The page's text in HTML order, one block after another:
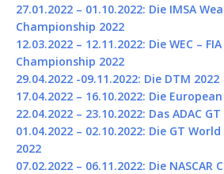
27.01.2022 – 01.10.2022: Die IMSA
Championship 2022
12.03.2022 – 12.11.2022: Die WEC –
Championship 2022
29.04.2022 -09.11.2022: Die DTM 2022
17.04.2022 – 16.10.2022: Die
22.04.2022 – 23.10.2022: Das ADAC
01.04.2022 – 02.10.2022: Die GT
2022
07.02.2022 – 06.11.2022: Die NASCAR